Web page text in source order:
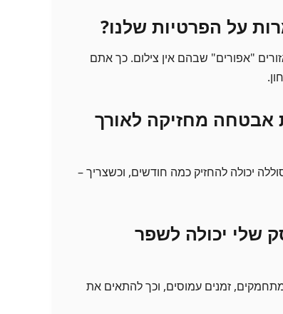
על הפרטיות שלנו?
"אפורים" שבהם אין צילום. כך אתם
מחזיקה לאורך
יכולה להחזיק כמה חודשים, וכשצריך –
שלי יכולה לשפר
זמנים עמוסים, וכך להתאים את